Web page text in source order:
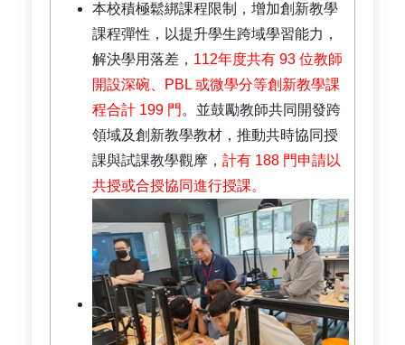
本校積極鬆綁課程限制，增加創新教學
課程彈性，以提升學生跨域學習能力，
解決學用落差， 112年度共有 93 位教師
開設深碗、PBL 或微學分等創新教學課
程合計 199 門 。並鼓勵教師共同開發跨
領域及創新教學教材，推動共時協同授
課與試課教學觀摩，計有 188 門申請以
共授或合授協同進行授課。